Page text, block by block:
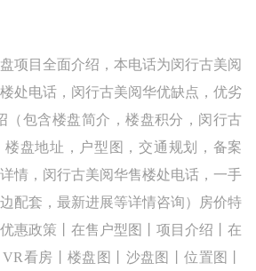
目全面介绍，本电话为闵行古美阅
处电话，闵行古美阅华优缺点，优劣
（包含楼盘简介，楼盘积分，闵行古
盘地址，户型图，交通规划，备案
情，闵行古美阅华售楼处电话，一手
配套，最新进展等详情咨询）房价特
惠政策丨在售户型图丨项目介绍丨在
看房丨楼盘图丨沙盘图丨位置图丨